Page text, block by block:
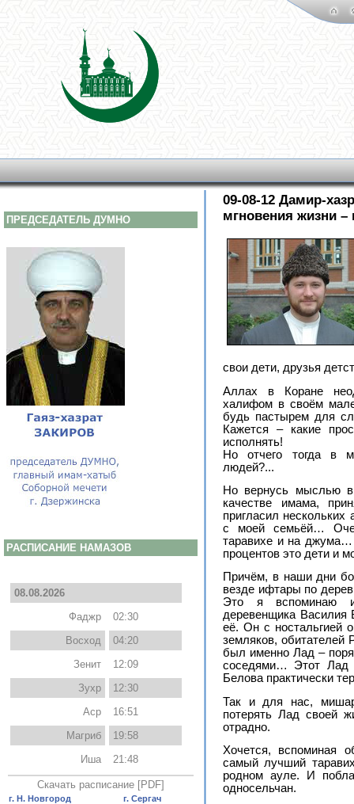
ПРЕДСЕДАТЕЛЬ ДУМНО
РАСПИСАНИЕ НАМАЗОВ
08.08.2026
Фаджр
02:30
Восход
04:20
Зенит
12:09
Зухр
12:30
Аср
16:51
Магриб
19:58
Иша
21:48
Скачать расписание [PDF]
г. Н. Новгород г. Сергач
09-08-12 Дамир-
мгновения жизни –
свои дети, друзья
Аллах в Коране
халифом в своём
будь пастырем для
Кажется – какие
исполнять!
Но отчего тогда в
людей?...
Но вернусь мыслью
качестве имама,
пригласил нескольких
с моей семьёй…
таравихе и на джума…
процентов это дети и
Причём, в наши дни
везде ифтары по
Это я вспоминаю
деревенщика Василия
её. Он с ностальгией
земляков, обитателей
был именно Лад –
соседями… Этот Лад
Белова практически
Так и для нас,
потерять Лад своей
отрадно.
Хочется, вспоминая
самый лучший
родном ауле. И
односельчан.